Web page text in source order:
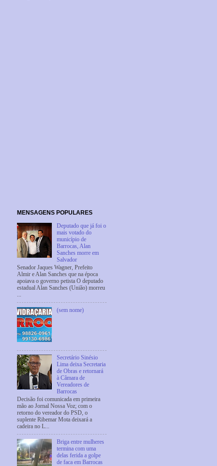
MENSAGENS POPULARES
Deputado que já foi o
mais votado do
município de
Barrocas, Alan
Sanches morre em
Salvador
Senador Jaques Wagner, Prefeito
Almir e Alan Sanches que na época
apoiava o governo petista O deputado
estadual Alan Sanches (União) morreu
...
(sem nome)
Secretário Sinésio
Lima deixa Secretaria
de Obras e retornará
à Câmara de
Vereadores de
Barrocas
Decisão foi comunicada em primeira
mão ao Jornal Nossa Voz; com o
retorno do vereador do PSD, o
suplente Ribemar Mota deixará a
cadeira no L...
Briga entre mulheres
termina com uma
delas ferida a golpe
de faca em Barrocas